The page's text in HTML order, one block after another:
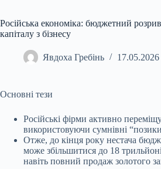
Російська економіка: бюджетний
капіталу з бізнесу
Явдоха Гребінь 17.05.2026
Основні тези
Російські фірми активно
використовуючи сумнівні
Отже, до кінця року нестача
може збільшитися до 18
навіть повний продаж золотого